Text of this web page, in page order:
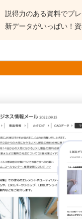
説得力のある資料でプ
新データがいっぱい！